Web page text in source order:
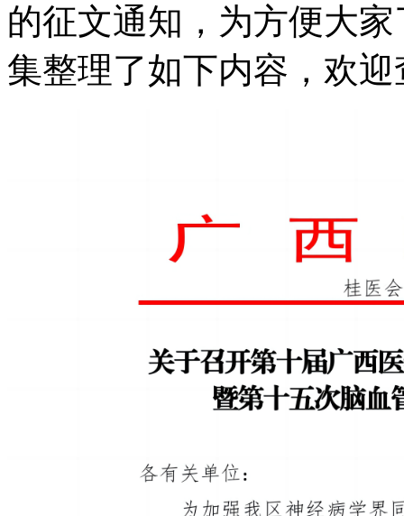
的征文通知，为方便大
集整理了如下内容，欢迎